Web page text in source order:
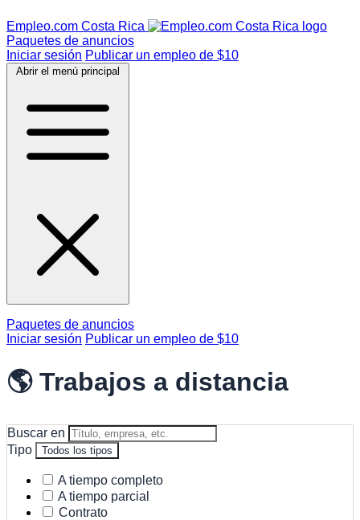
Empleo.com Costa Rica
Paquetes de anuncios
Iniciar sesión Publicar un empleo de $10
Abrir el menú principal
Paquetes de anuncios
Iniciar sesión Publicar un empleo de $10
🌎 Trabajos a distancia
Buscar en
Tipo
Todos los tipos
A tiempo completo
A tiempo parcial
Contrato